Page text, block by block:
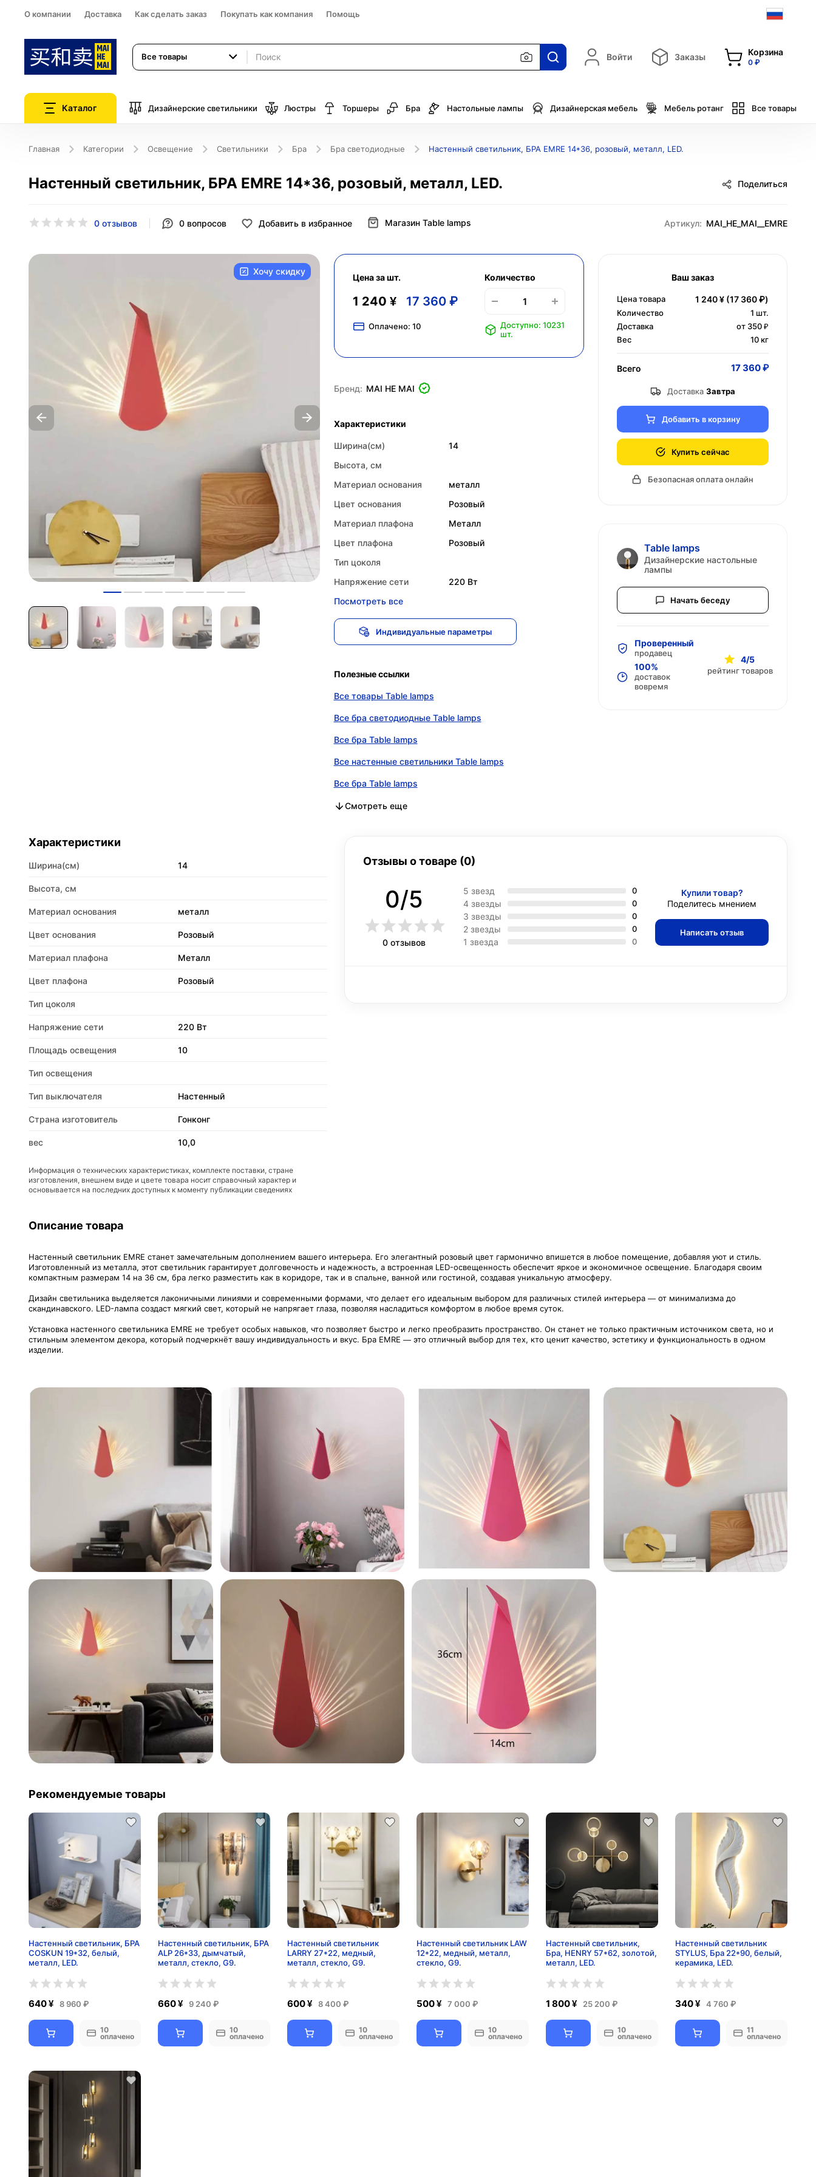
О компании Доставка Как сделать заказ Покупать как компания Помощь
Все товары Войти Заказы Корзина
0 ₽
Каталог Дизайнерские светильники Люстры Торшеры Бра Настольные лампы Дизайнерская мебель Мебель ротанг Все товары
Главная Категории Освещение Светильники Бра Бра светодиодные Настенный светильник, БРА EMRE 14*36, розовый, металл, LED.
Настенный светильник, БРА EMRE 14*36, розовый, металл, LED.
0 отзывов 0 вопросов Добавить в избранное
Поделиться
Магазин Table lamps Артикул: MAI_HE_MAI__EMRE
Хочу скидку
Цена за шт.
1 240 ¥ 17 360 ₽
Оплачено: 10
Количество
Доступно: 10231
шт.
Бренд: MAI HE MAI
Характеристики
Ширина(см)
14
Высота, см
Материал основания
металл
Цвет основания
Розовый
Материал плафона
Металл
Цвет плафона
Розовый
Тип цоколя
Напряжение сети
220 Вт
Посмотреть все
Индивидуальные параметры
Полезные ссылки
Все товары Table lamps
Все бра светодиодные Table lamps
Все бра Table lamps
Все настенные светильники Table lamps
Все бра Table lamps
Все бра светодиодные в категории
Все бра в категории
Все настенные светильники в категории
Все бра в категории
Смотреть еще
Ваш заказ
Цена товара 1 240 ¥ (17 360 ₽)
Количество 1 шт.
Доставка
от 350 ₽
Вес
10 кг
Всего 17 360 ₽
Доставка Завтра
Добавить в корзину
Купить сейчас
Безопасная оплата онлайн
Table lamps
Дизайнерские настольные
лампы
Начать беседу
Проверенный
продавец
100%
доставок
вовремя
4/5
рейтинг товаров
Характеристики
Ширина(см) 14
Высота, см
Материал основания металл
Цвет основания Розовый
Материал плафона Металл
Цвет плафона Розовый
Тип цоколя
Напряжение сети 220 Вт
Площадь освещения 10
Тип освещения
Тип выключателя Настенный
Страна изготовитель Гонконг
вес 10,0
Информация о технических характеристиках, комплекте поставки, стране
изготовления, внешнем виде и цвете товара носит справочный характер и
основывается на последних доступных к моменту публикации сведениях
Отзывы о товаре (0)
0/5
0 отзывов
5 звезд 0
4 звезды 0
3 звезды 0
2 звезды 0
1 звезда 0
Купили товар?
Поделитесь мнением
Написать отзыв
Описание товара
Настенный светильник EMRE станет замечательным дополнением вашего интерьера. Его элегантный розовый цвет гармонично впишется в любое помещение, добавляя уют и стиль.
Изготовленный из металла, этот светильник гарантирует долговечность и надежность, а встроенная LED-освещенность обеспечит яркое и экономичное освещение. Благодаря своим
компактным размерам 14 на 36 см, бра легко разместить как в коридоре, так и в спальне, ванной или гостиной, создавая уникальную атмосферу.
Дизайн светильника выделяется лаконичными линиями и современными формами, что делает его идеальным выбором для различных стилей интерьера — от минимализма до
скандинавского. LED-лампа создаст мягкий свет, который не напрягает глаза, позволяя насладиться комфортом в любое время суток.
Установка настенного светильника EMRE не требует особых навыков, что позволяет быстро и легко преобразить пространство. Он станет не только практичным источником света, но и
стильным элементом декора, который подчеркнёт вашу индивидуальность и вкус. Бра EMRE — это отличный выбор для тех, кто ценит качество, эстетику и функциональность в одном
изделии.
Рекомендуемые товары
Настенный светильник, БРА
COSKUN 19*32, белый,
металл, LED.
640 ¥ 8 960 ₽
10
оплачено
Настенный светильник, БРА
ALP 26*33, дымчатый,
металл, стекло, G9.
660 ¥ 9 240 ₽
10
оплачено
Настенный светильник
LARRY 27*22, медный,
металл, стекло, G9.
600 ¥ 8 400 ₽
10
оплачено
Настенный светильник LAW
12*22, медный, металл,
стекло, G9.
500 ¥ 7 000 ₽
10
оплачено
Настенный светильник,
Бра, HENRY 57*62, золотой,
металл, LED.
1 800 ¥ 25 200 ₽
10
оплачено
Настенный светильник
STYLUS, Бра 22*90, белый,
керамика, LED.
340 ¥ 4 760 ₽
11
оплачено